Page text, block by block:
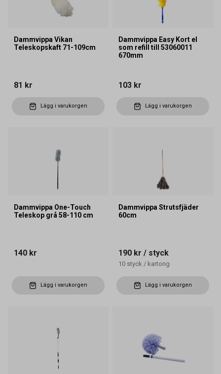
Dammvippa Vikan
Teleskopskaft 71-109cm
81 kr
Lägg i varukorgen
Dammvippa Easy Kort el
som refill till 53060011
670mm
103 kr
Lägg i varukorgen
Dammvippa One-Touch
Teleskop grå 58-110 cm
140 kr
Lägg i varukorgen
Dammvippa Strutsfjäder
60cm
190 kr / styck
10 styck / kartong
Lägg i varukorgen